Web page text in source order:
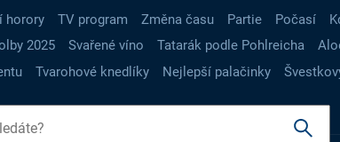
horory TV program Změna času Partie Počasí
2025 Svařené víno Tatarák podle Pohlreicha
Tvarohové knedlíky Nejlepší palačinky